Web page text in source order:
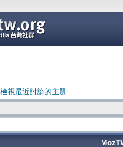
檢視最近討論的主題